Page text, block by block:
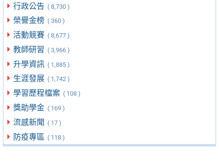
行政公告 ( 8,730 )
榮譽金榜 ( 360 )
活動競賽 ( 8,677 )
教師研習 ( 3,966 )
升學資訊 ( 1,885 )
生涯發展 ( 1,742 )
學習歷程檔案 ( 108 )
獎助學金 ( 169 )
流感新聞 ( 17 )
防疫專區 ( 118 )